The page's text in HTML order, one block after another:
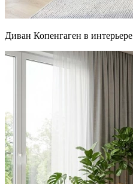
Диван Копенгаген в интерьере